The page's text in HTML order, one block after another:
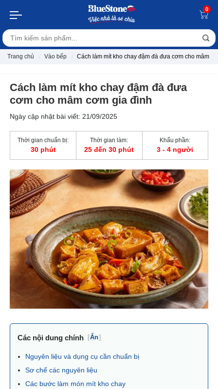
0
Trang chủ Vào bếp Cách làm mít kho chay đậm đà đưa cơm cho mâm
Cách làm mít kho chay đậm đà đưa
cơm cho mâm cơm gia đình
Ngày cập nhật bài viết: 21/09/2025
Thời gian chuẩn bị:
30 phút
Thời gian làm:
25 đến 30 phút
Khẩu phần:
3 - 4 người
Các nội dung chính [Ẩn]
Nguyên liệu và dụng cụ cần chuẩn bị
Sơ chế các nguyên liệu
Các bước làm món mít kho chay